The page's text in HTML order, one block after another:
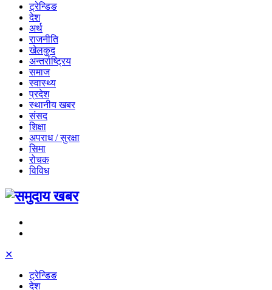
ट्रेन्डिङ
देश
अर्थ
राजनीति
खेलकुद
अन्तर्राष्ट्रिय
समाज
स्वास्थ्य
प्रदेश
स्थानीय खबर
संसद
शिक्षा
अपराध / सुरक्षा
सिमा
रोचक
विविध
✕
ट्रेन्डिङ
देश